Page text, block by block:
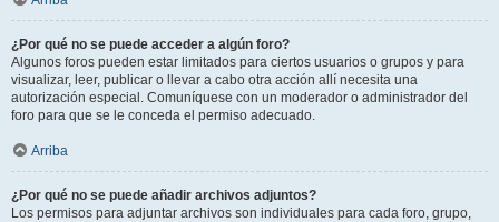
¿Por qué no se puede acceder a algún foro?
Algunos foros pueden estar limitados para ciertos usuarios o grupos y para
visualizar, leer, publicar o llevar a cabo otra acción allí necesita una
autorización especial. Comuníquese con un moderador o administrador del
foro para que se le conceda el permiso adecuado.
Arriba
¿Por qué no se puede añadir archivos adjuntos?
Los permisos para adjuntar archivos son individuales para cada foro, grupo,